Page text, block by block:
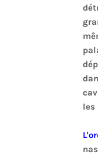
les